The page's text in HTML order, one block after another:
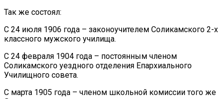
Так же состоял:
С 24 июля 1906 года – законоучителем Соликамского 2-х
классного мужского училища.
С 24 февраля 1904 года – постоянным членом
Соликамского уездного отделения Епархиального
Училищного совета.
С марта 1905 года – членом школьной комиссии того же